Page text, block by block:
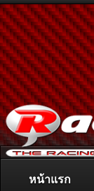
ติดต่อลงโฆษณา
หน้าแรก